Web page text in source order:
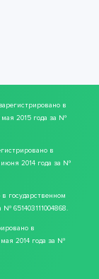
в
мая 2015 года за №
в
июня 2014 года за №
государственном
651403111004868.
в
2014 года за №